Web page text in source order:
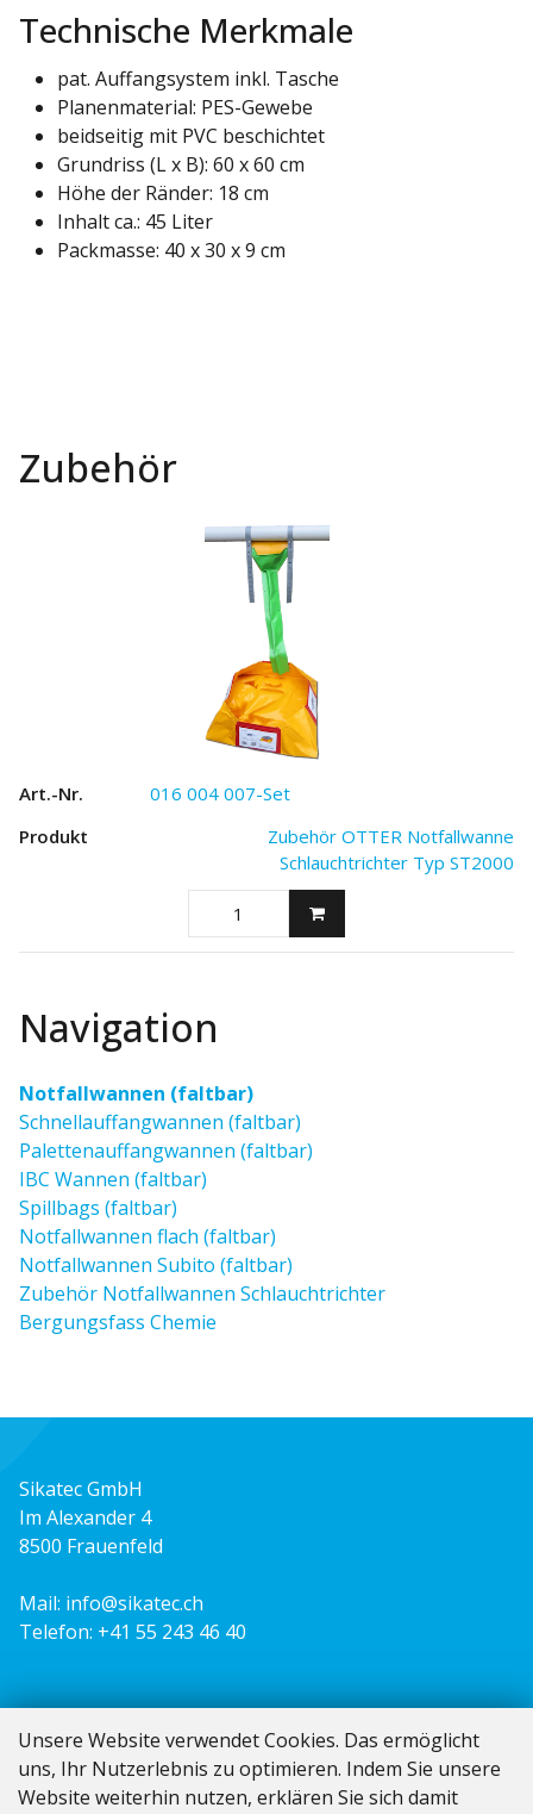
Navigation
Notfallwannen (faltbar)
Schnellauffangwannen (faltbar)
Palettenauffangwannen (faltbar)
IBC Wannen (faltbar)
Spillbags (faltbar)
Notfallwannen flach (faltbar)
Notfallwannen Subito (faltbar)
Zubehör Notfallwannen Schlauchtrichter
Bergungsfass Chemie
Technische Merkmale
pat. Auffangsystem inkl. Tasche
Planenmaterial: PES-Gewebe
beidseitig mit PVC beschichtet
Grundriss (L x B): 60 x 60 cm
Höhe der Ränder: 18 cm
Inhalt ca.: 45 Liter
Packmasse: 40 x 30 x 9 cm
Zubehör
016 004 007-Set
Zubehör OTTER Notfallwanne
Schlauchtrichter Typ ST2000
Sikatec GmbH
Im Alexander 4
8500 Frauenfeld
Mail: info@sikatec.ch
Telefon: +41 55 243 46 40
Unsere Website verwendet Cookies. Das ermöglicht
uns, Ihr Nutzerlebnis zu optimieren. Indem Sie unsere
Website weiterhin nutzen, erklären Sie sich damit